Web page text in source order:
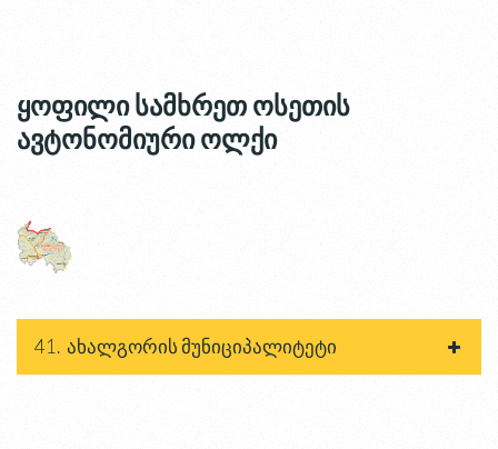
ყოფილი სამხრეთ ოსეთის
ავტონომიური ოლქი
41. ახალგორის მუნიციპალიტეტი